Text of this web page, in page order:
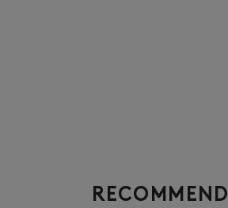
RECOMMEND